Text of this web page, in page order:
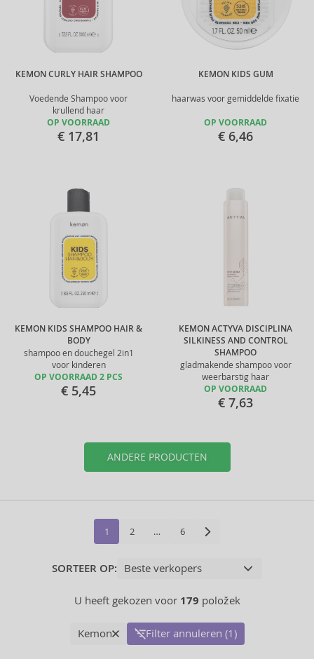
KEMON CURLY HAIR SHAMPOO
Voedende Shampoo voor
krullend haar
OP VOORRAAD
€ 17,81
KEMON KIDS GUM
haarwas voor gemiddelde fixatie
OP VOORRAAD
€ 6,46
KEMON KIDS SHAMPOO HAIR &
BODY
shampoo en douchegel 2in1
voor kinderen
OP VOORRAAD 2 PCS
€ 5,45
KEMON ACTYVA DISCIPLINA
SILKINESS AND CONTROL
SHAMPOO
gladmakende shampoo voor
weerbarstig haar
OP VOORRAAD
€ 7,63
ANDERE PRODUCTEN
1 2 … 6
SORTEER OP:
U heeft gekozen voor 179 položek
Kemon Filter annuleren (1)